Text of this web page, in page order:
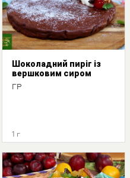
Шоколадний пиріг із
вершковим сиром
ГР
1 г